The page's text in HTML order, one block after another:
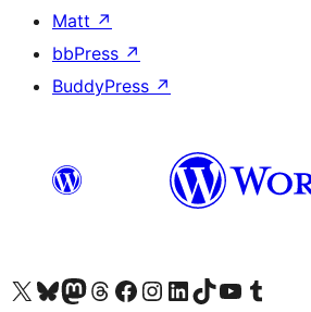
Matt ↗
bbPress ↗
BuddyPress ↗
X (旧 Twitter) アカウントへBluesky アカウントへMastodon アカウントへThreads アカウントへ Facebook ページへInstagram アカウントへ LinkedIn アカウントへTikTok アカウントへYouTube チャンネルへ Tumblr アカウントへ